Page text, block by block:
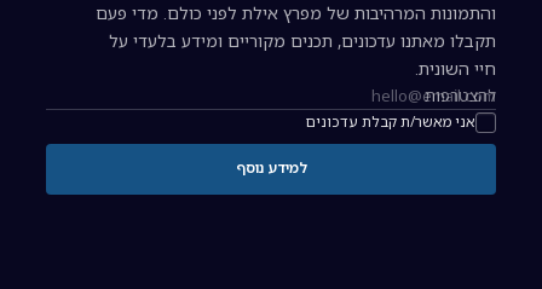
והתמונות המרהיבות של מפרץ אילת לפני כולם. מדי פעם
תקבלו מאתנו עדכונים, תכנים מקוריים ומידע בלעדי על
חיי השונית.
כתובת אימייל להרשמה לניוזלטר
אני מאשר/ת קבלת עדכונים
להצטרפות
למידע נוסף